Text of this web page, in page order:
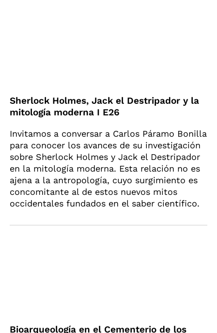
Sherlock Holmes, Jack el Destripador y la
mitología moderna I E26
Invitamos a conversar a Carlos Páramo Bonilla
para conocer los avances de su investigación
sobre Sherlock Holmes y Jack el Destripador
en la mitología moderna. Esta relación no es
ajena a la antropología, cuyo surgimiento es
concomitante al de estos nuevos mitos
occidentales fundados en el saber científico.
Bioarqueología en el Cementerio de los